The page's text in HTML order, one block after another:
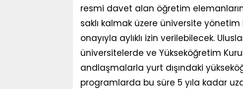
resmi davet alan öğretim
saklı kalmak üzere üniversite yönetim
onayıyla aylıklı izin verilebilecek.
üniversitelerde ve Yükseköğretim
andlaşmalarla yurt dışındaki
programlarda bu süre 5 yıla kadar